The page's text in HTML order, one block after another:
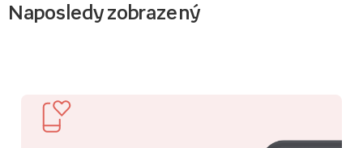
Naposledy zobrazený